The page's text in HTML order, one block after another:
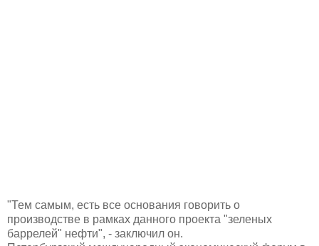
"Тем самым, есть все основания говорить о
производстве в рамках данного проекта "зеленых
баррелей" нефти", - заключил он.